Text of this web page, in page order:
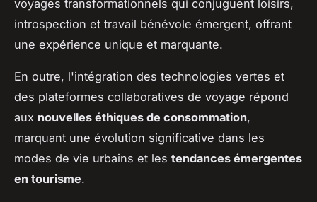
voyages transformationnels qui conjuguent loisirs,
introspection et travail bénévole émergent, offrant
une expérience unique et marquante.
En outre, l'intégration des technologies vertes et
des plateformes collaboratives de voyage répond
aux nouvelles éthiques de consommation,
marquant une évolution significative dans les
modes de vie urbains et les tendances émergentes
en tourisme.